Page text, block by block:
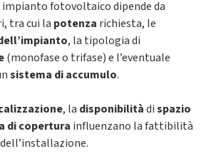
impianto fotovoltaico dipende da
tra cui la potenza richiesta, le
, la tipologia di
(monofase o trifase) e l’eventuale
sistema di accumulo.
, la disponibilitàdispazio
di copertura influenzano la fattibilità